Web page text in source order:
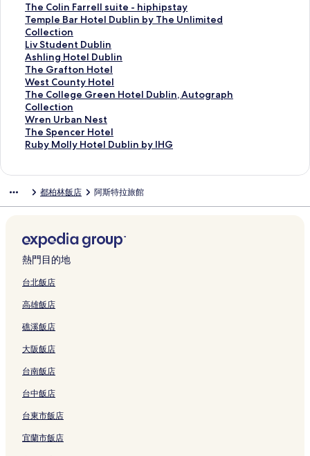
n
e
l
l
S
t
r
e
e
t
的
連
i
v
i
n
g
的
連
結
S
D
u
b
l
i
n
C
i
t
y
C
e
結
i
n
P
o
r
t
o
b
e
l
l
o
b
l
i
n
C
i
t
y
C
e
n
t
連
結
n
n
的
連
結
連
結
r
d
e
n
H
o
t
e
l
的
連
結
o
H
o
t
e
l
D
u
b
l
i
n
e
S
t
r
e
t
連
結
t
y
A
p
a
r
t
h
o
t
e
l
b
n
,
C
i
y
u
a
y
的
結
C
e
n
t
r
i
c
T
h
e
L
i
i
D
u
b
l
n
連
結
k
i
L
á
r
的
連
結
C
a
m
p
u
s
A
c
c
o
m
m
i
的
連
結
i
g
a
i
l
s
H
o
s
t
e
l
a
l
l
s
b
r
i
d
g
e
A
p
m
e
s
的
連
結
The Colin Farrell suite - hiphipstay
T
h
e
C
o
l
i
n
F
a
r
r
u
e
-
h
i
h
p
s
t
a
的
結
Temple Bar Hotel Dublin by The Unlimited
Collection
T
e
m
p
l
e
B
a
r
H
o
u
i
n
b
y
h
U
n
l
i
i
e
d
C
Liv Student Dublin
L
i
v
S
t
u
d
e
n
l
的
連
結
Ashling Hotel Dublin
A
s
h
l
i
n
g
H
D
l
i
n
的
結
The Grafton Hotel
T
h
e
G
r
a
f
o
l
的
連
結
West County Hotel
W
e
s
t
C
o
H
e
l
的
連
The College Green Hotel Dublin, Autograph
Collection
T
h
e
C
o
e
e
e
n
H
t
l
D
u
b
i
,
A
u
Wren Urban Nest
W
r
e
a
e
s
t
的
結
The Spencer Hotel
T
h
n
r
H
o
t
l
連
結
Ruby Molly Hotel Dublin by IHG
R
M
o
y
H
o
t
l
u
b
l
i
b
I
H
G
都柏林飯店 阿斯特拉旅館
熱門目的地
台北飯店
高雄飯店
礁溪飯店
大阪飯店
台南飯店
台中飯店
台東市飯店
宜蘭市飯店